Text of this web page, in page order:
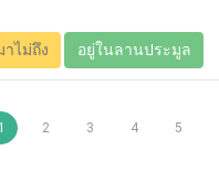
าไม่ถึง อยู่ในลานประมูล
1 2 3 4 5